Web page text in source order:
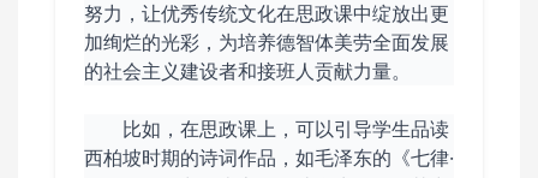
努力，让优秀传统文化在思政课中绽放出更
加绚烂的光彩，为培养德智体美劳全面发展
的社会主义建设者和接班人贡献力量。
比如，在思政课上，可以引导学生品读
西柏坡时期的诗词作品，如毛泽东的《七律·